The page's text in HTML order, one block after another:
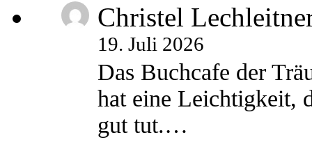
Christel
19. Juli 2026
Das Buchcafe der
hat eine Leichtigkeit,
gut tut.…